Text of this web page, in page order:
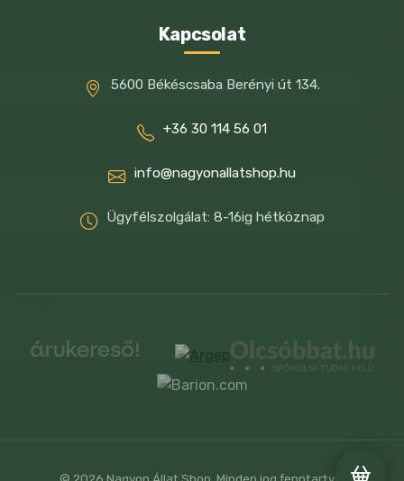
Kapcsolat
5600 Békéscsaba Berényi út 134.
+36 30 114 56 01
info@nagyonallatshop.hu
Ügyfélszolgálat: 8-16ig hétköznap
© 2026 Nagyon Állat Shop. Minden jog fenntartva.